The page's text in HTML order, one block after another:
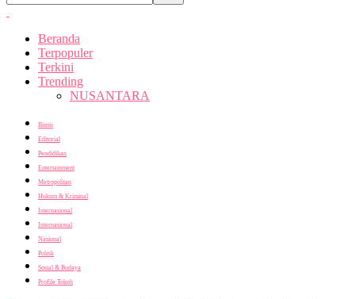
Beranda
Terpopuler
Terkini
Trending
NUSANTARA
Bisnis
Editorial
Pendidikan
Entertainment
Metropolitan
Hukum & Kriminal
Internasional
Internasional
Nasional
Politik
Sosial & Budaya
Profile Tokoh